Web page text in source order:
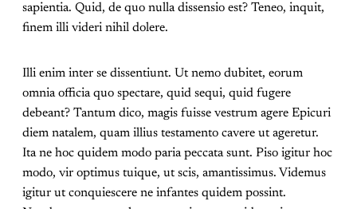
sapientia. Quid, de quo nulla dissensio est? Teneo, inquit,
finem illi videri nihil dolere.
Illi enim inter se dissentiunt. Ut nemo dubitet, eorum
omnia officia quo spectare, quid sequi, quid fugere
debeant? Tantum dico, magis fuisse vestrum agere Epicuri
diem natalem, quam illius testamento cavere ut ageretur.
Ita ne hoc quidem modo paria peccata sunt. Piso igitur hoc
modo, vir optimus tuique, ut scis, amantissimus. Videmus
igitur ut conquiescere ne infantes quidem possint.